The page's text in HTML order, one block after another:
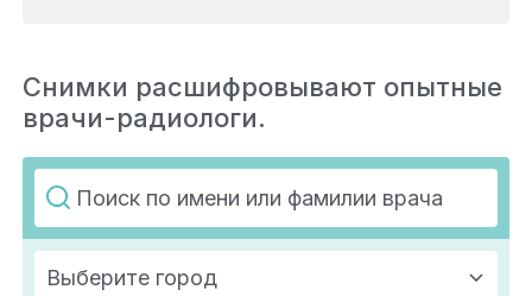
Снимки расшифровывают опытные
врачи-радиологи.
Выберите город